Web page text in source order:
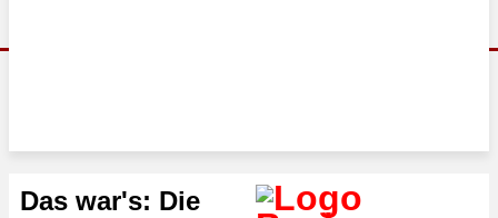
Das war's: Die